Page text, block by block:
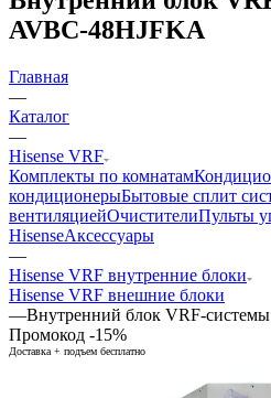
AVBC-48HJFKA
Главная
—
Каталог
—
Hisense VRF
Комплекты по комнатам
кондиционерыБытовые сплит
вентиляциейОчистителиПульты
HisenseАксессуары
—
Hisense VRF внутренние блоки
Hisense VRF внешние блоки
—Внутренний блок VRF-
Промокод -15%
Доставка + подъем бесплатно